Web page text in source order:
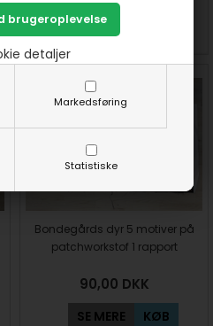
Markedsføring
Statistiske
detaljer
SE MERE
Bondegårds dyr 5 motiver på
patchworkstof 1 rapport
90,00 DKK
SE MERE KØB